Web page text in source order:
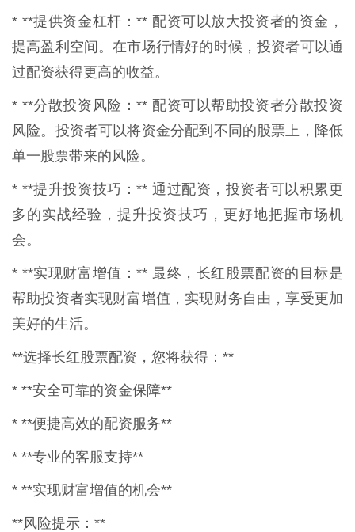
* **提供资金杠杆：** 配资可以放大投资者的资金，
提高盈利空间。在市场行情好的时候，投资者可以通
过配资获得更高的收益。
* **分散投资风险：** 配资可以帮助投资者分散投资
风险。投资者可以将资金分配到不同的股票上，降低
单一股票带来的风险。
* **提升投资技巧：** 通过配资，投资者可以积累更
多的实战经验，提升投资技巧，更好地把握市场机
会。
* **实现财富增值：** 最终，长红股票配资的目标是
帮助投资者实现财富增值，实现财务自由，享受更加
美好的生活。
**选择长红股票配资，您将获得：**
* **安全可靠的资金保障**
* **便捷高效的配资服务**
* **专业的客服支持**
* **实现财富增值的机会**
**风险提示：**